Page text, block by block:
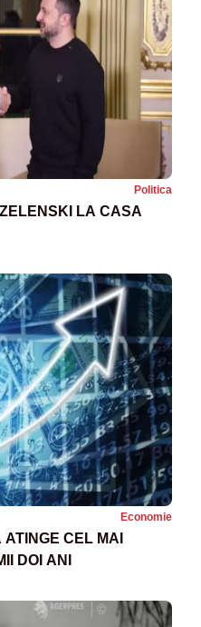
Politica
LA CASA
Economie
CEL MAI
DOI ANI